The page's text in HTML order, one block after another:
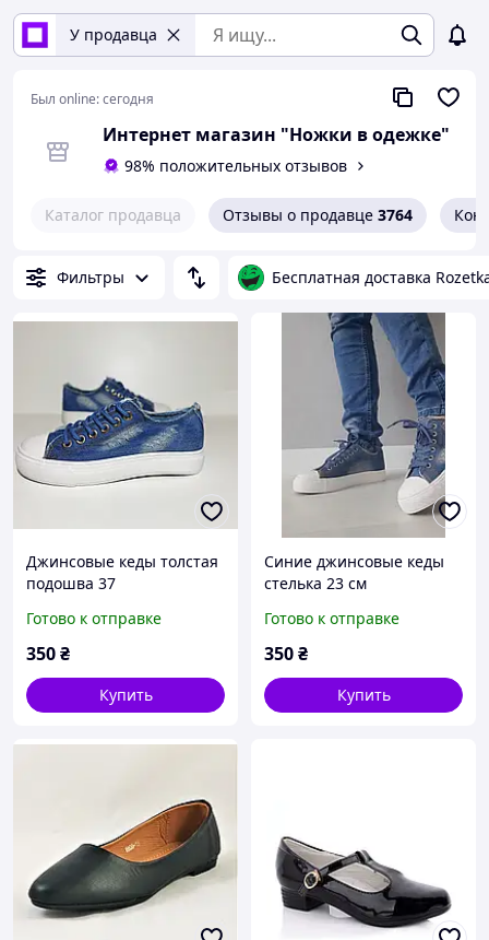
У продавца
Был online:сегодня
Интернет магазин "Ножки в одежке"
98% положительных отзывов
Каталог продавца Отзывы о продавце 3764
Фильтры Бесплатная доставка
Джинсовые кеды толстая
подошва 37
Готово к отправке
350₴
Купить
Синие джинсовые кеды
стелька 23 см
Готово к отправке
350₴
Купить